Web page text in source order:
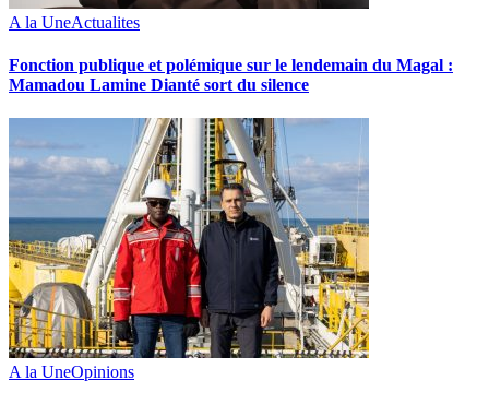
A la UneActualites
Fonction publique et polémique sur le lendemain du Magal :
Mamadou Lamine Dianté sort du silence
A la UneOpinions